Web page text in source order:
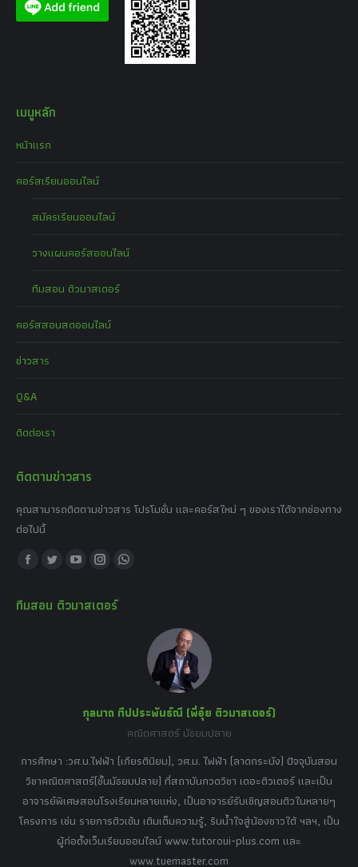
เมนูหลัก
หน้าแรก
คอร์สเรียนออนไลน์
สมัครเรียนออนไลน์
วางแผนคอร์สออนไลน์
ทีมสอน ติวมาสเตอร์
คอร์สสอนสดออนไลน์
ข่าวสาร
Q&A
ติดต่อเรา
ติดตามข่าวสาร
คุณสามารถติดตามข่าวสาร โปรโมชั่น และคอร์สใหม่ ๆ ของเราได้จากช่องทาง
ต่อไปนี้
Find us on:
Facebook
opens
Twitter
opens
YouTube
opens
Instagram
opens
Whatsapp
window
ทีมสอน ติวมาสเตอร์
กุลนาถ ทีปประพันธ์ณี (พี่อุ๋ย ติวมาสเตอร์)
คณิตศาสตร์ มัธยมปลาย
การศึกษา :วศ.บ.ไฟฟ้า (เกียรตินิยม), วศ.ม. ไฟฟ้า (ลาดกระบัง) ปัจจุบันสอน
วิชาคณิตศาสตร์(ชั้นมัธยมปลาย) ที่สถาบันกวดวิชา เดอะติวเตอร์ และเป็น
อาจารย์พิเศษสอนโรงเรียนหลายแห่ง, เป็นอาจารย์รับเชิญสอนติวในหลายๆ
โครงการ เช่น รายการติวเข้ม เติมเต็มความรู้, รินน้ำใจสู่น้องชาวใต้ ฯลฯ, เป็น
ผู้ก่อตั้งเว็บเรียนออนไลน์ www.tutoroui-plus.com และ
www.tuemaster.com